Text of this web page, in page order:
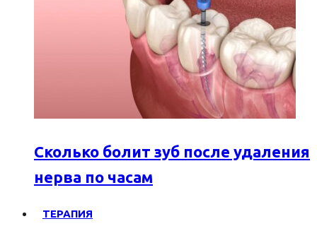
Сколько болит зуб после удаления
нерва по часам
ТЕРАПИЯ